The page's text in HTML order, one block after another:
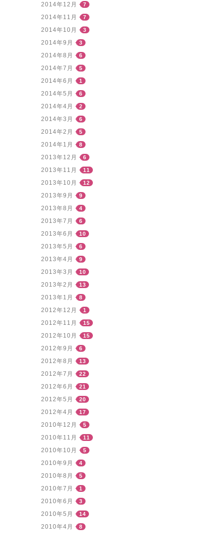
2014年12月 7
2014年11月 7
2014年10月 3
2014年9月 3
2014年8月 6
2014年7月 5
2014年6月 1
2014年5月 6
2014年4月 2
2014年3月 6
2014年2月 5
2014年1月 8
2013年12月 6
2013年11月 11
2013年10月 12
2013年9月 9
2013年8月 4
2013年7月 6
2013年6月 10
2013年5月 6
2013年4月 9
2013年3月 10
2013年2月 13
2013年1月 8
2012年12月 1
2012年11月 15
2012年10月 15
2012年9月 6
2012年8月 13
2012年7月 22
2012年6月 21
2012年5月 20
2012年4月 17
2010年12月 5
2010年11月 11
2010年10月 5
2010年9月 4
2010年8月 5
2010年7月 1
2010年6月 3
2010年5月 14
2010年4月 8